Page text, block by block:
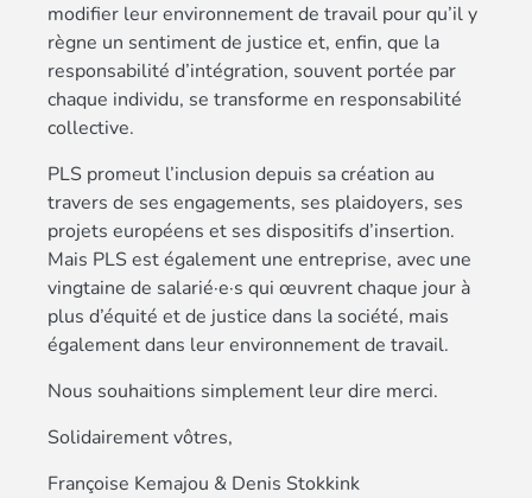
modifier leur environnement de travail pour qu’il y
règne un sentiment de justice et, enfin, que la
responsabilité d’intégration, souvent portée par
chaque individu, se transforme en responsabilité
collective.
PLS promeut l’inclusion depuis sa création au
travers de ses engagements, ses plaidoyers, ses
projets européens et ses dispositifs d’insertion.
Mais PLS est également une entreprise, avec une
vingtaine de salarié·e·s qui œuvrent chaque jour à
plus d’équité et de justice dans la société, mais
également dans leur environnement de travail.
Nous souhaitions simplement leur dire merci.
Solidairement vôtres,
Françoise Kemajou & Denis Stokkink